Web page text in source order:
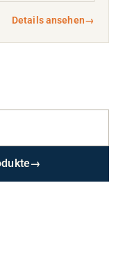
Details ansehen→
→